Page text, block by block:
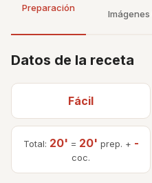
Preparación
Imágenes
Datos de la receta
Fácil
Total: 20' = 20' prep. + -
coc.